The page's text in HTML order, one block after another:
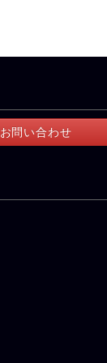
お問い合わせ